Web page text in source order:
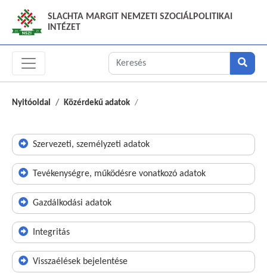
SLACHTA MARGIT NEMZETI SZOCIÁLPOLITIKAI
INTÉZET
Nyitóoldal Közérdekű adatok
Szervezeti, személyzeti adatok
Tevékenységre, működésre vonatkozó adatok
Gazdálkodási adatok
Integritás
Visszaélések bejelentése